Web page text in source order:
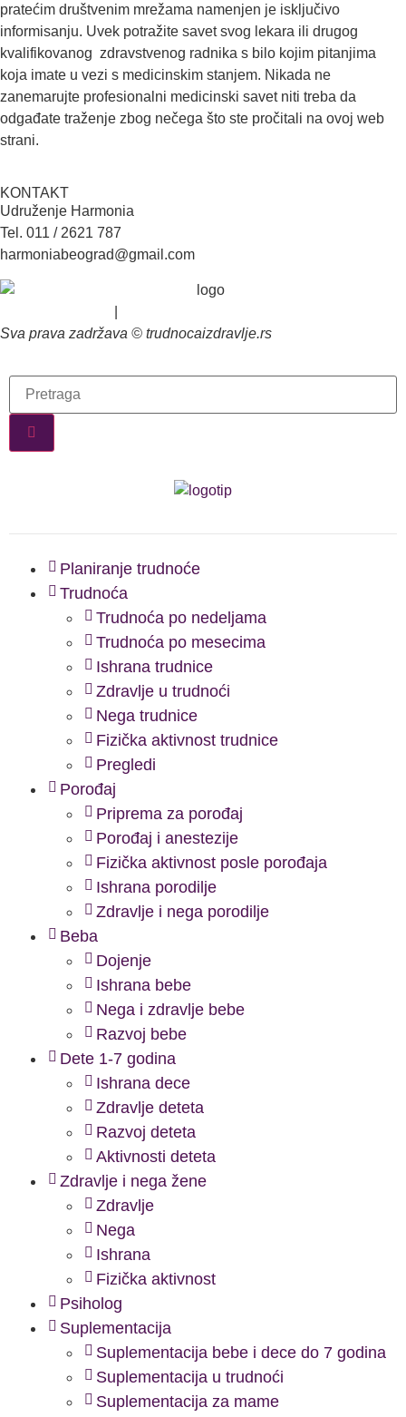
pratećim društvenim mrežama namenjen je isključivo
informisanju. Uvek potražite savet svog lekara ili drugog
kvalifikovanog zdravstvenog radnika s bilo kojim pitanjima
koja imate u vezi s medicinskim stanjem. Nikada ne
zanemarujte profesionalni medicinski savet niti treba da
odgađate traženje zbog nečega što ste pročitali na ovoj web
strani.
KONTAKT
Udruženje Harmonia
Tel. 011 / 2621 787
harmoniabeograd@gmail.com
Sva prava zadržava © trudnocaizdravlje.rs
Planiranje trudnoće
Trudnoća
Trudnoća po nedeljama
Trudnoća po mesecima
Ishrana trudnice
Zdravlje u trudnoći
Nega trudnice
Fizička aktivnost trudnice
Pregledi
Porođaj
Priprema za porođaj
Porođaj i anestezije
Fizička aktivnost posle porođaja
Ishrana porodilje
Zdravlje i nega porodilje
Beba
Dojenje
Ishrana bebe
Nega i zdravlje bebe
Razvoj bebe
Dete 1-7 godina
Ishrana dece
Zdravlje deteta
Razvoj deteta
Aktivnosti deteta
Zdravlje i nega žene
Zdravlje
Nega
Ishrana
Fizička aktivnost
Psiholog
Suplementacija
Suplementacija bebe i dece do 7 godina
Suplementacija u trudnoći
Suplementacija za mame